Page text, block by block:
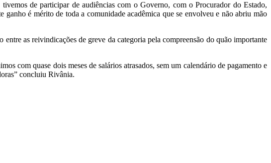
de participar de audiências com o Governo, com o Procurador do Estado,
é mérito de toda a comunidade acadêmica que se envolveu e não abriu mão
as reivindicações de greve da categoria pela compreensão do quão importante
com quase dois meses de salários atrasados, sem um calendário de pagamento e
concluiu Rivânia.